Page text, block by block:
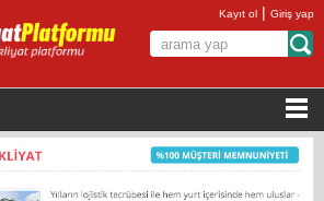
Kayıt ol |Giriş yap